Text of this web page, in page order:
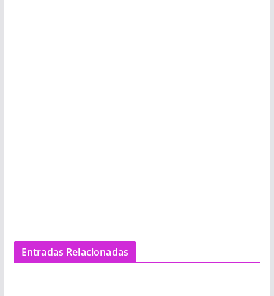
Entradas Relacionadas